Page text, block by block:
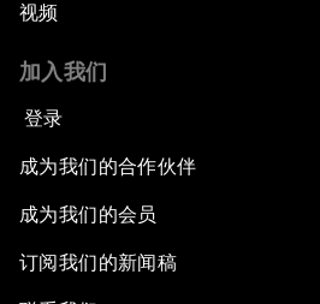
Leading Global Innovation
Asia's Energy Options
Intellectual Property in the
视频
加入我们
登录
成为我们的合作伙伴
成为我们的会员
订阅我们的新闻稿